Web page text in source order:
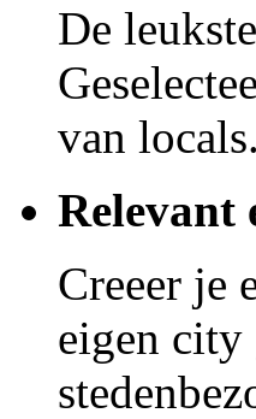
De
van locals.
Relevant
Creeer je
eigen city